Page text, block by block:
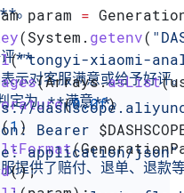
。
评**
示对客服满意或给予好评
定为 **满意**。
提供了赔付、退单、退款
param =
(System . getenv(
("tongyi-xiaomi-
(Arrays.asList
(0.0f)
(1)
(
();
Bearer
application/json"